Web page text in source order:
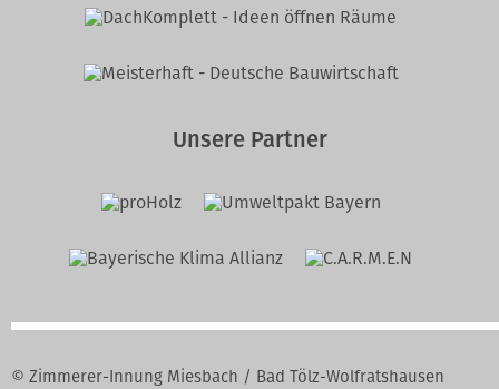
Unsere Partner
© Zimmerer-Innung Miesbach / Bad Tölz-Wolfratshausen